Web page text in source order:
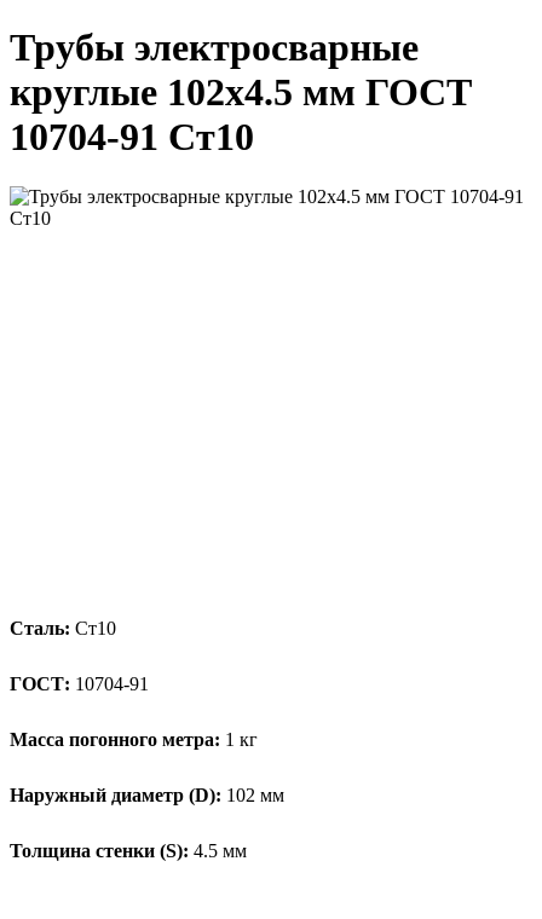
Трубы электросварные
круглые 102x4.5 мм ГОСТ
10704-91 Ст10
Сталь: Ст10
ГОСТ: 10704-91
Масса погонного метра: 1 кг
Наружный диаметр (D): 102 мм
Толщина стенки (S): 4.5 мм